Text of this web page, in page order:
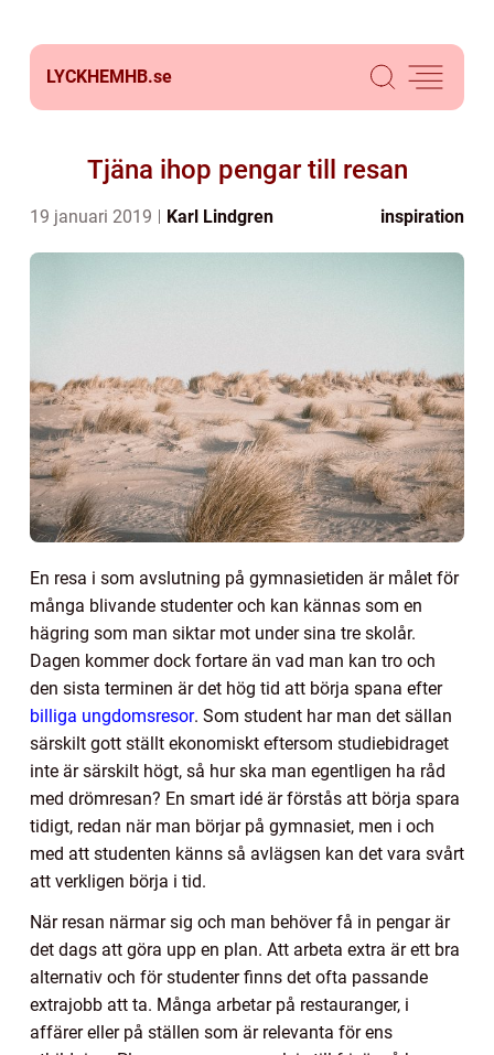
LYCKHEMHB.se
Tjäna ihop pengar till resan
19 januari 2019 Karl Lindgren inspiration
En resa i som avslutning på gymnasietiden är målet för
många blivande studenter och kan kännas som en
hägring som man siktar mot under sina tre skolår.
Dagen kommer dock fortare än vad man kan tro och
den sista terminen är det hög tid att börja spana efter
billiga ungdomsresor. Som student har man det sällan
särskilt gott ställt ekonomiskt eftersom studiebidraget
inte är särskilt högt, så hur ska man egentligen ha råd
med drömresan? En smart idé är förstås att börja spara
tidigt, redan när man börjar på gymnasiet, men i och
med att studenten känns så avlägsen kan det vara svårt
att verkligen börja i tid.
När resan närmar sig och man behöver få in pengar är
det dags att göra upp en plan. Att arbeta extra är ett bra
alternativ och för studenter finns det ofta passande
extrajobb att ta. Många arbetar på restauranger, i
affärer eller på ställen som är relevanta för ens